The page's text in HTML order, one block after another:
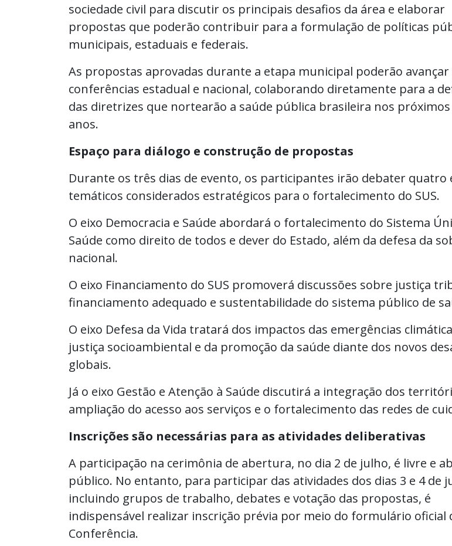
sociedade civil para discutir os principais desafios da área e elaborar
propostas que poderão contribuir para a formulação de políticas
municipais, estaduais e federais.
As propostas aprovadas durante a etapa municipal poderão avançar
conferências estadual e nacional, colaborando diretamente para a
das diretrizes que nortearão a saúde pública brasileira nos
anos.
Espaço para diálogo e construção de propostas
Durante os três dias de evento, os participantes irão debater quatro
temáticos considerados estratégicos para o fortalecimento do SUS.
O eixo Democracia e Saúde abordará o fortalecimento do Sistema
Saúde como direito de todos e dever do Estado, além da defesa da
nacional.
O eixo Financiamento do SUS promoverá discussões sobre justiça
financiamento adequado e sustentabilidade do sistema público de
O eixo Defesa da Vida tratará dos impactos das emergências
justiça socioambiental e da promoção da saúde diante dos novos
globais.
Já o eixo Gestão e Atenção à Saúde discutirá a integração dos
ampliação do acesso aos serviços e o fortalecimento das redes de
Inscrições são necessárias para as atividades deliberativas
A participação na cerimônia de abertura, no dia 2 de julho, é livre e
público. No entanto, para participar das atividades dos dias 3 e 4 de
incluindo grupos de trabalho, debates e votação das propostas, é
indispensável realizar inscrição prévia por meio do formulário oficial
Conferência.